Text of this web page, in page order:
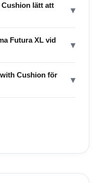
lätt att
▾
Futura XL vid
▾
Cushion för
▾